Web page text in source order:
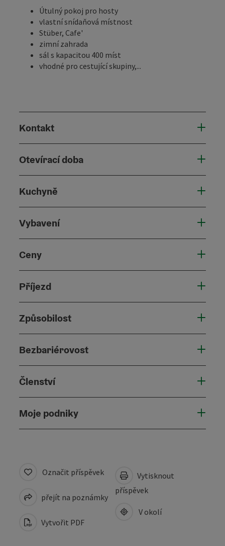
Útulný pokoj pro hosty
vlastní snídaňová místnost
Stüber, Cafe'
zimní zahrada
sál s kapacitou 400 míst
vhodné pro cestující skupiny,...
Kontakt
Otevírací doba
Kuchyně
Vybavení
Ceny
Příjezd
Způsobilost
Bezbariérovost
Členství
Moje podniky
Označit příspěvek
přejít na poznámky
Vytvořit PDF
Vytisknout
příspěvek
V okolí